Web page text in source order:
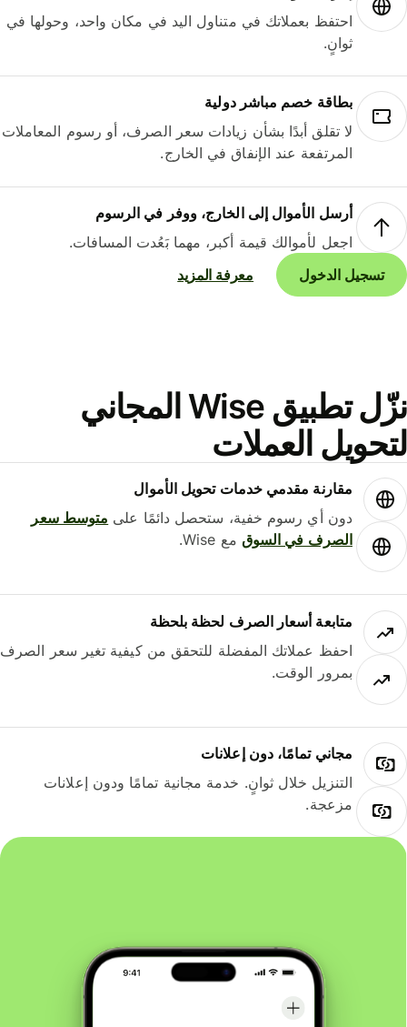
احتفظ بعملاتك في متناول اليد في مكان واحد، وحولها في
ثوانٍ.
بطاقة خصم مباشر دولية
لا تقلق أبدًا بشأن زيادات سعر الصرف، أو رسوم المعاملات
المرتفعة عند الإنفاق في الخارج.
أرسل الأموال إلى الخارج، ووفر في الرسوم
اجعل لأموالك قيمة أكبر، مهما بَعُدت المسافات.
تسجيل الدخول
معرفة المزيد
نزّل تطبيق Wise المجاني
العملات
مقارنة مقدمي خدمات تحويل الأموال
دون أي رسوم خفية، ستحصل دائمًا علىمتوسط ​​سعر
الصرف في السوقمع Wise.
متابعة أسعار الصرف لحظة بلحظة
احفظ عملاتك المفضلة للتحقق من كيفية تغير سعر الصرف
بمرور الوقت.
مجاني تمامًا، دون إعلانات
التنزيل خلال ثوانٍ. خدمة مجانية تمامًا ودون إعلانات
مزعجة.